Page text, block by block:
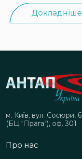
Докладніше
м. Київ, вул. Сосюри, 6
(БЦ "Прага"), оф. 301
Про нас